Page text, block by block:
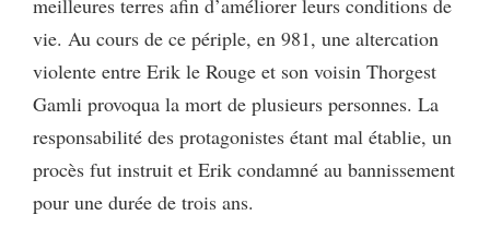
meilleures terres afin d’améliorer leurs conditions de
vie. Au cours de ce périple, en 981, une altercation
violente entre Erik le Rouge et son voisin Thorgest
Gamli provoqua la mort de plusieurs personnes. La
responsabilité des protagonistes étant mal établie, un
procès fut instruit et Erik condamné au bannissement
pour une durée de trois ans.